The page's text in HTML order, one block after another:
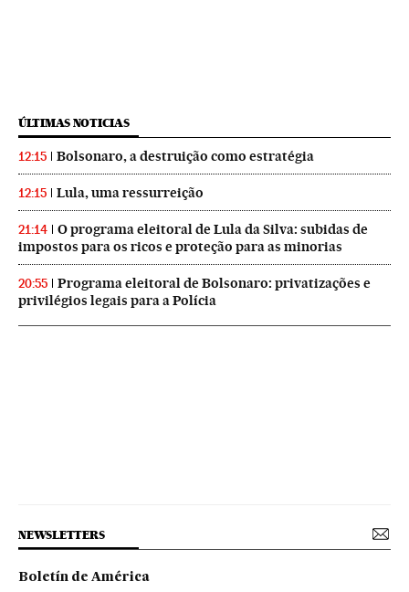
ÚLTIMAS NOTICIAS
12:15 Bolsonaro, a destruição como estratégia
12:15 Lula, uma ressurreição
21:14
O programa eleitoral de Lula da Silva: subidas de
impostos para os ricos e proteção para as minorias
20:55
Programa eleitoral de Bolsonaro: privatizações e
privilégios legais para a Polícia
NEWSLETTERS
Boletín de América